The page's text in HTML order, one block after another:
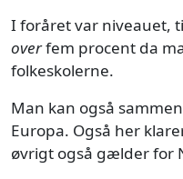
I foråret var niveauet,
overfem procent da
folkeskolerne.
Man kan også
Europa. Også her
øvrigt også gælder for